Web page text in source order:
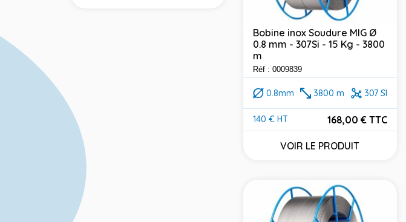
Bobine inox Soudure MIG Ø
0.8 mm - 307Si - 15 Kg - 3800
m
Réf : 0009839
0.8mm 3800 m 307 SI
140 € HT
Prix
168,00 € TTC
VOIR LE PRODUIT